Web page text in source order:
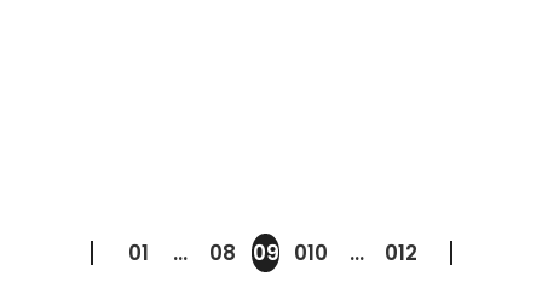
der
01 … 08 09 010 … 012